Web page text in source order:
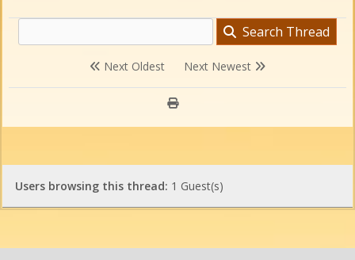
Search Thread
Next Oldest Next Newest
Users browsing this thread: 1 Guest(s)